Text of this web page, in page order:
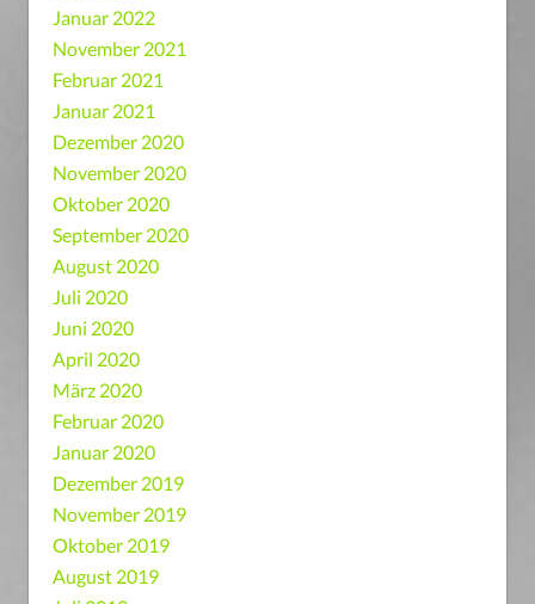
Januar 2022
November 2021
Februar 2021
Januar 2021
Dezember 2020
November 2020
Oktober 2020
September 2020
August 2020
Juli 2020
Juni 2020
April 2020
März 2020
Februar 2020
Januar 2020
Dezember 2019
November 2019
Oktober 2019
August 2019